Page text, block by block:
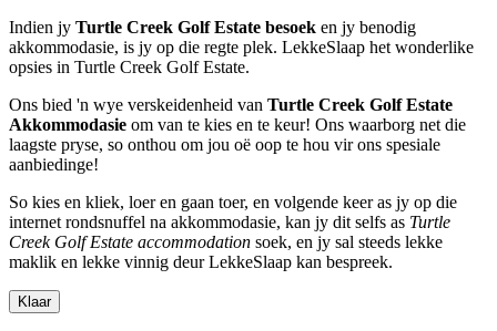
Indien jy Turtle Creek Golf Estate besoek en jy benodig
akkommodasie, is jy op die regte plek. LekkeSlaap het wonderlike
opsies in Turtle Creek Golf Estate.
Ons bied 'n wye verskeidenheid van Turtle Creek Golf Estate
Akkommodasie om van te kies en te keur! Ons waarborg net die
laagste pryse, so onthou om jou oë oop te hou vir ons spesiale
aanbiedinge!
So kies en kliek, loer en gaan toer, en volgende keer as jy op die
internet rondsnuffel na akkommodasie, kan jy dit selfs as Turtle
Creek Golf Estate accommodation soek, en jy sal steeds lekke
maklik en lekke vinnig deur LekkeSlaap kan bespreek.
Klaar